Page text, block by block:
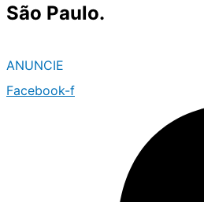
São Paulo.
ANUNCIE
Facebook-f